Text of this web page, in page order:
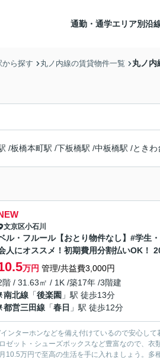
通勤・通学エリア別沿
から探す 丸ノ内線の賃貸物件一覧 丸ノ内
/板橋本町駅 /下板橋駅 /中板橋駅 /ときわ
文京区小石川
ル・フルール【おとり物件なし】#学生
人にオススメ！初期費用分割払いOK！
万円 管理/共益費3,000円
階 / 31.63㎡ / 1K /築17年 /3階建
南北線 「後楽園 」駅 徒歩13分
都営三田線 「春日 」駅 徒歩12分
ンターホンなどを備え付けているので安心し
ゼット・シューズボックスなど豊富なので、
10.5万円で至高の生活を手に入れましょう。多